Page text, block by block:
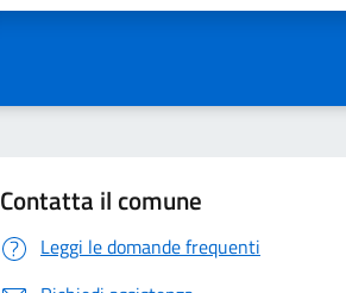
Contatta il comune
Leggi le domande frequenti